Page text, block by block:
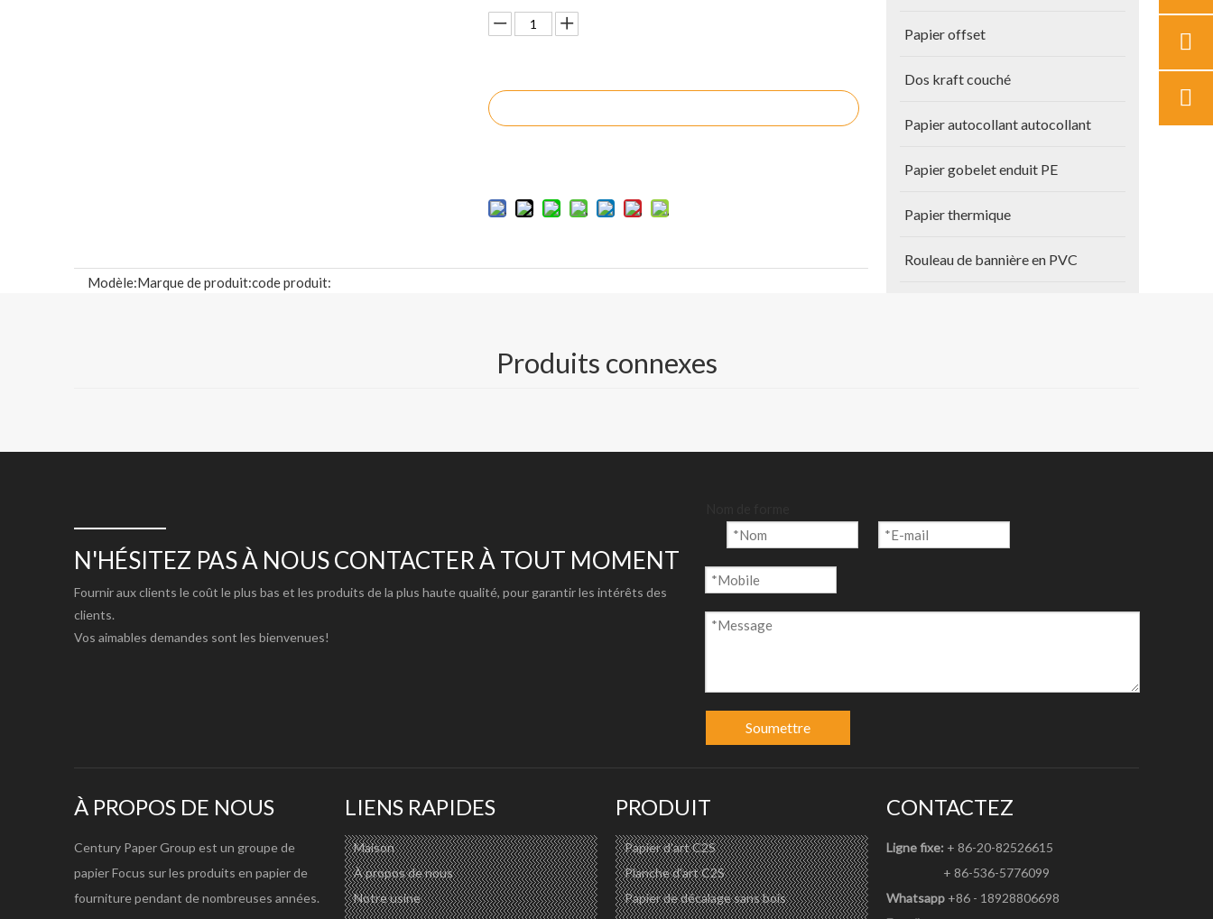
Modèle:Marque de produit:code produit:
Papier offset
Dos kraft couché
Papier autocollant autocollant
Papier gobelet enduit PE
Papier thermique
Rouleau de bannière en PVC
Produits connexes
N'HÉSITEZ PAS À NOUS CONTACTER À TOUT MOMENT
Fournir aux clients le coût le plus bas et les produits de la plus haute qualité, pour garantir les intérêts des
clients.
Vos aimables demandes sont les bienvenues!
Soumettre
À PROPOS DE NOUS
Century Paper Group est un groupe de
papier Focus sur les produits en papier de
fourniture pendant de nombreuses années.
LIENS RAPIDES
Maison
À propos de nous
Notre usine
PRODUIT
Papier d'art C2S
Planche d'art C2S
Papier de décalage sans bois
CONTACTEZ
Ligne fixe: + 86-20-82526615
+ 86-536-5776099
Whatsapp +86 - 18928806698